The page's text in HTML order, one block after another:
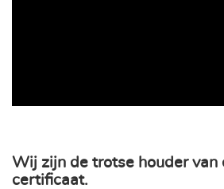
Wij zijn de trotse houder van
certificaat.